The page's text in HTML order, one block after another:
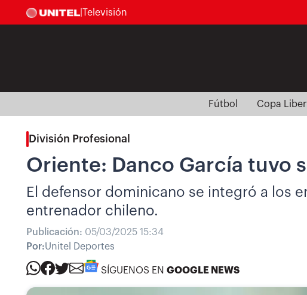
Televisión
Fútbol Copa
División Profesional
Oriente: Danco García tuvo
El defensor dominicano se integró a los
entrenador chileno.
Publicación: 05/03/2025 15:34
Por:Unitel Deportes
SÍGUENOS EN GOOGLE NEWS